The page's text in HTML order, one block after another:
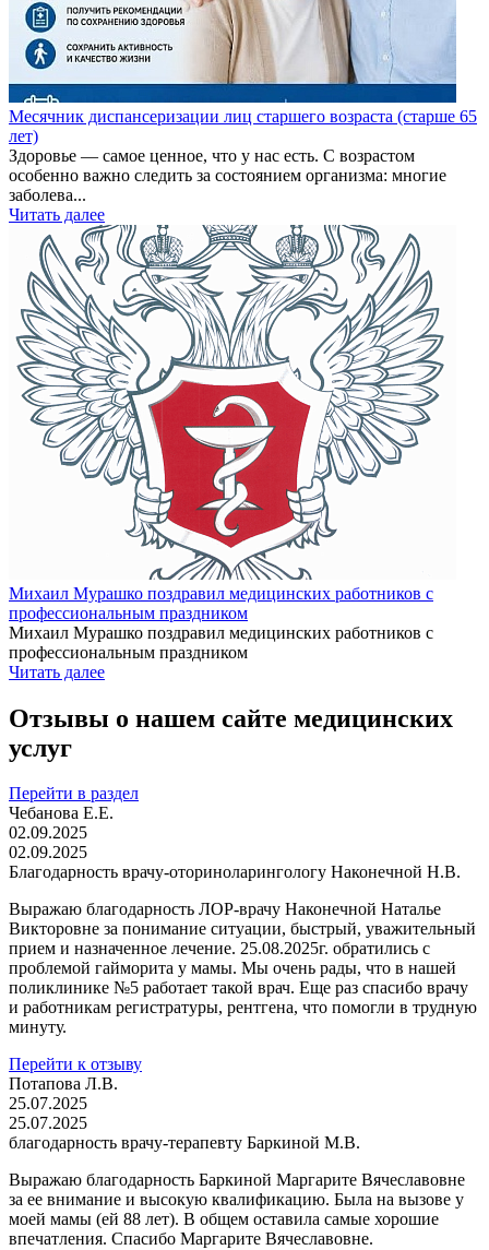
Месячник диспансеризации лиц старшего возраста (старше 65
лет)
Здоровье — самое ценное, что у нас есть. С возрастом
особенно важно следить за состоянием организма: многие
заболева...
Читать далее
Михаил Мурашко поздравил медицинских работников с
профессиональным праздником
Михаил Мурашко поздравил медицинских работников с
профессиональным праздником
Читать далее
Отзывы о нашем сайте медицинских
услуг
Перейти в раздел
Чебанова Е.Е.
02.09.2025
02.09.2025
Благодарность врачу-оториноларингологу Наконечной Н.В.
Выражаю благодарность ЛОР-врачу Наконечной Наталье
Викторовне за понимание ситуации, быстрый, уважительный
прием и назначенное лечение. 25.08.2025г. обратились с
проблемой гайморита у мамы. Мы очень рады, что в нашей
поликлинике №5 работает такой врач. Еще раз спасибо врачу
и работникам регистратуры, рентгена, что помогли в трудную
минуту.
Перейти к отзыву
Потапова Л.В.
25.07.2025
25.07.2025
благодарность врачу-терапевту Баркиной М.В.
Выражаю благодарность Баркиной Маргарите Вячеславовне
за ее внимание и высокую квалификацию. Была на вызове у
моей мамы (ей 88 лет). В общем оставила самые хорошие
впечатления. Спасибо Маргарите Вячеславовне.